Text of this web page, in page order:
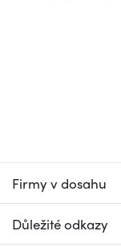
Firmy v dosahu
Důležité odkazy